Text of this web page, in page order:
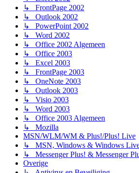
↳ FrontPage 2002
↳ Outlook 2002
↳ PowerPoint 2002
↳ Word 2002
↳ Office 2002 Algemeen
↳ Office 2003
↳ Excel 2003
↳ FrontPage 2003
↳ OneNote 2003
↳ Outlook 2003
↳ Visio 2003
↳ Word 2003
↳ Office 2003 Algemeen
↳ Mozilla
MSN/WLM/WM & Plus!/Plus! Live
↳ MSN, Windows & Windows Live
↳ Messenger Plus! & Messenger
Overige